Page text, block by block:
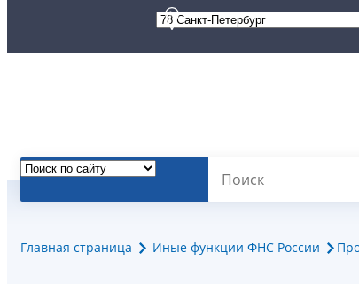
Главная страница Иные функции ФНС России